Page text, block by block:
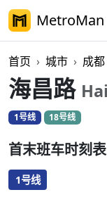
MetroMan
首页 城市 成都
海昌路
1号线 18号线
首末班车时刻表
1号线